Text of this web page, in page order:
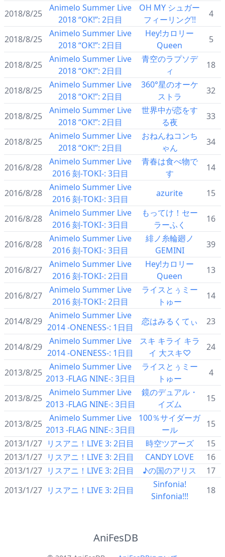
2018/8/25
Animelo Summer Live
2018 “OK!”: 2日目
OH MY シュガー
フィーリング!!
4
2018/8/25
Animelo Summer Live
2018 “OK!”: 2日目
Hey!カロリー
Queen
5
2018/8/25
Animelo Summer Live
2018 “OK!”: 2日目
青空のラプソデ
ィ
18
2018/8/25
Animelo Summer Live
2018 “OK!”: 2日目
360°星のオーケ
ストラ
32
2018/8/25
Animelo Summer Live
2018 “OK!”: 2日目
世界中が恋をす
る夜
33
2018/8/25
Animelo Summer Live
2018 “OK!”: 2日目
おねんねコンち
ゃん
34
2016/8/28
Animelo Summer Live
2016 刻-TOKI-: 3日目
青春は食べ物で
す
14
2016/8/28
Animelo Summer Live
2016 刻-TOKI-: 3日目
azurite 15
2016/8/28
Animelo Summer Live
2016 刻-TOKI-: 3日目
もってけ！セー
ラーふく
16
2016/8/28
Animelo Summer Live
2016 刻-TOKI-: 3日目
緋ノ糸輪廻ノ
GEMINI
39
2016/8/27
Animelo Summer Live
2016 刻-TOKI-: 2日目
Hey!カロリー
Queen
13
2016/8/27
Animelo Summer Live
2016 刻-TOKI-: 2日目
ライスとぅミー
トゅー
14
2014/8/29
Animelo Summer Live
2014 -ONENESS-: 1日目
恋はみるくてぃ 23
2014/8/29
Animelo Summer Live
2014 -ONENESS-: 1日目
スキ キライ キラ
イ 大スキ♡
24
2013/8/25
Animelo Summer Live
2013 -FLAG NINE-: 3日目
ライスとぅミー
トゅー
4
2013/8/25
Animelo Summer Live
2013 -FLAG NINE-: 3日目
鏡のデュアル・
イズム
15
2013/8/25
Animelo Summer Live
2013 -FLAG NINE-: 3日目
100％サイダーガ
ール
15
2013/1/27 リスアニ！LIVE 3: 2日目 時空ツアーズ
15
2013/1/27 リスアニ！LIVE 3: 2日目 CANDY LOVE
16
2013/1/27 リスアニ！LIVE 3: 2日目 ♪の国のアリス
17
2013/1/27 リスアニ！LIVE 3: 2日目
Sinfonia!
Sinfonia!!!
18
AniFesDB